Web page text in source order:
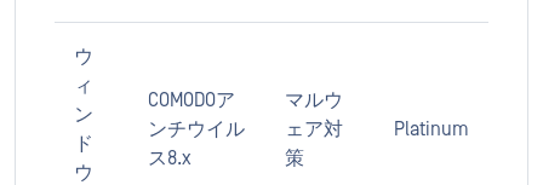
ウ
ィ
ン
ド
ウ
COMODOア
ンチウイル
ス8.x
マルウ
ェア対
策
Platinum